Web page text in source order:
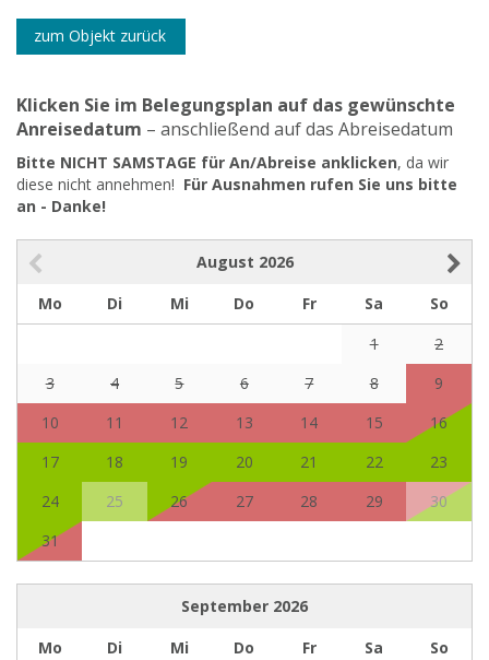
zum Objekt zurück
Klicken Sie im Belegungsplan auf das gewünschte
Anreisedatum – anschließend auf das Abreisedatum
Bitte NICHT SAMSTAGE für An/Abreise anklicken, da wir
diese nicht annehmen! Für Ausnahmen rufen Sie uns bitte
an - Danke!
August 2026
Mo
Di Mi Do Fr Sa
So
1
2
3
4 5 6 7 8
9
10
11 12 13 14 15
16
17
18 19 20 21 22
23
24
25 26 27 28 29
30
31
September 2026
Mo
Di Mi Do Fr Sa So